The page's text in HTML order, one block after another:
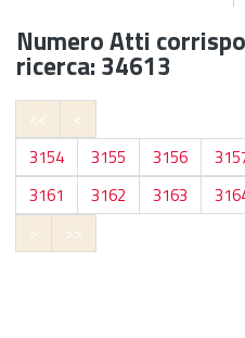
Numero Atti
ricerca: 34613
<<
<
3154
3155 3156
3161
3162 3163
>
>>